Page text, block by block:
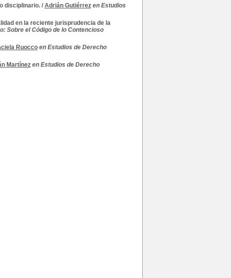
disciplinario./ Adrián Gutiérrez en Estudios
en la reciente jurisprudencia de la
Sobre el Código de lo Contencioso
Ruocco en Estudios de Derecho
Martínez en Estudios de Derecho